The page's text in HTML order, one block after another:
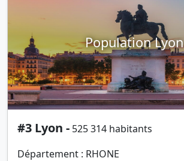
Population Lyon
#3 Lyon - 525 314 habitants
Département : RHONE